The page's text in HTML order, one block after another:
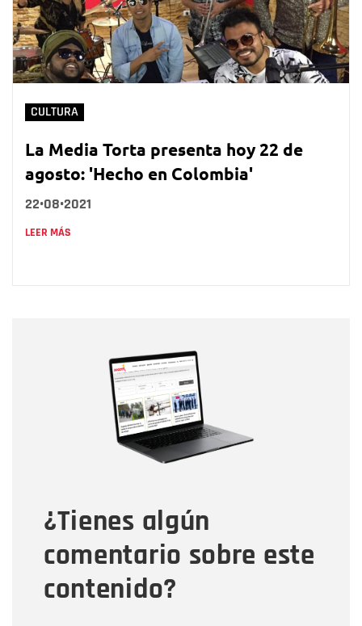
CULTURA
La Media Torta presenta hoy 22 de
agosto: 'Hecho en Colombia'
22•08•2021
LEER MÁS
¿Tienes algún
comentario sobre este
contenido?
Correo electrónico
Tipo de comentario
Mensaje